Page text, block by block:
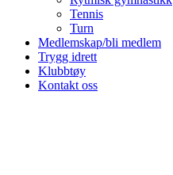
Tennis
Turn
Medlemskap/bli medlem
Trygg idrett
Klubbtøy
Kontakt oss